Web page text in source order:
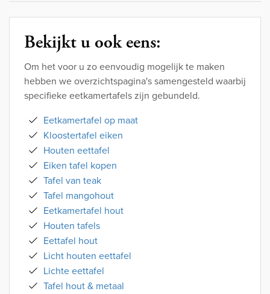
Bekijkt u ook eens:
Om het voor u zo eenvoudig mogelijk te maken
hebben we overzichtspagina's samengesteld waarbij
specifieke eetkamertafels zijn gebundeld.
Eetkamertafel op maat
Kloostertafel eiken
Houten eettafel
Eiken tafel kopen
Tafel van teak
Tafel mangohout
Eetkamertafel hout
Houten tafels
Eettafel hout
Licht houten eettafel
Lichte eettafel
Tafel hout & metaal